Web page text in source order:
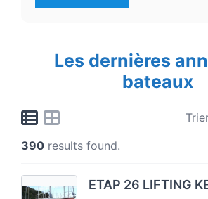
Les dernières
bateaux
390 results found.
ETAP 26 LIFTING